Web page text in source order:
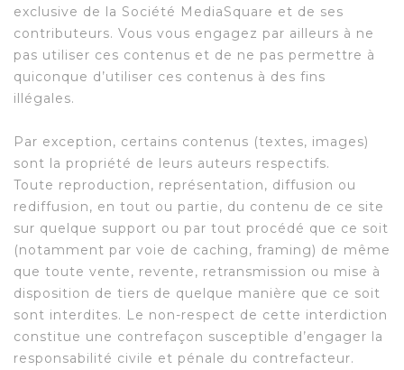
exclusive de la Société MediaSquare et de ses
contributeurs. Vous vous engagez par ailleurs à ne
pas utiliser ces contenus et de ne pas permettre à
quiconque d’utiliser ces contenus à des fins
illégales.
Par exception, certains contenus (textes, images)
sont la propriété de leurs auteurs respectifs.
Toute reproduction, représentation, diffusion ou
rediffusion, en tout ou partie, du contenu de ce site
sur quelque support ou par tout procédé que ce soit
(notamment par voie de caching, framing) de même
que toute vente, revente, retransmission ou mise à
disposition de tiers de quelque manière que ce soit
sont interdites. Le non-respect de cette interdiction
constitue une contrefaçon susceptible d’engager la
responsabilité civile et pénale du contrefacteur.